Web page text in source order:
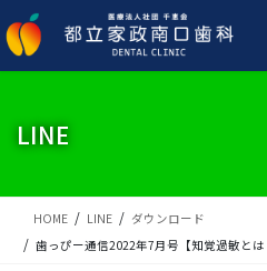
ン
テ
ビ
ゲ
移
LINE
HOME LINE
ダウンロード
歯っぴー通信2022年7月号【知覚過敏とは